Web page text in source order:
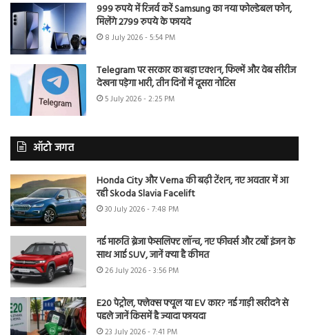
999 रुपये में रिजर्व करें Samsung का नया फोल्डेबल फोन,
मिलेंगे 2799 रुपये के फायदे
8 July 2026 - 5:54 PM
Telegram पर सरकार का बड़ा एक्शन, फिल्में और वेब सीरीज
देखना पड़ेगा भारी, तीन दिनों में दूसरा नोटिस
5 July 2026 - 2:25 PM
ऑटो जगत
Honda City और Verna की बढ़ी टेंशन, नए अवतार में आ
रही Skoda Slavia Facelift
30 July 2026 - 7:48 PM
नई मारुति ब्रेजा फेसलिफ्ट लॉन्च, नए फीचर्स और टर्बो इंजन के
साथ आई SUV, जानें क्या है कीमत
26 July 2026 - 3:56 PM
E20 पेट्रोल, फ्लेक्स फ्यूल या EV कार? नई गाड़ी खरीदने से
पहले जानें किसमें है ज्यादा फायदा
23 July 2026 - 7:41 PM